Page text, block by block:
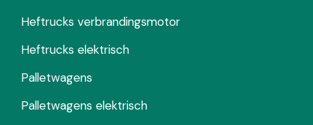
Heftrucks verbrandingsmotor
Heftrucks elektrisch
Palletwagens
Palletwagens elektrisch